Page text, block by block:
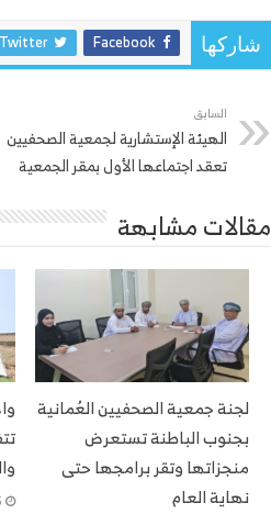
شاركها Facebook
Twitter
السابق
الهيئة الإستشارية لجمعية الصحفيين
تعقد اجتماعها الأول بمقر الجمعية
مقالات مشابهة
لجنة جمعية الصحفيين العُمانية
بجنوب الباطنة تستعرض
منجزاتها وتقر برامجها حتى
نهاية العام